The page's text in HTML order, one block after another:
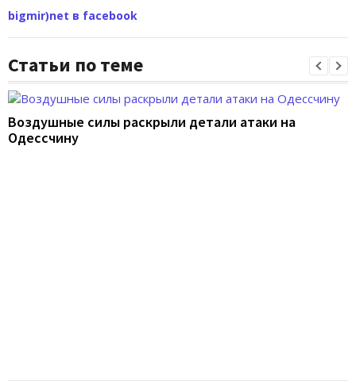
bigmir)net в facebook
Статьи по теме
Воздушные силы раскрыли детали атаки на
Одессчину